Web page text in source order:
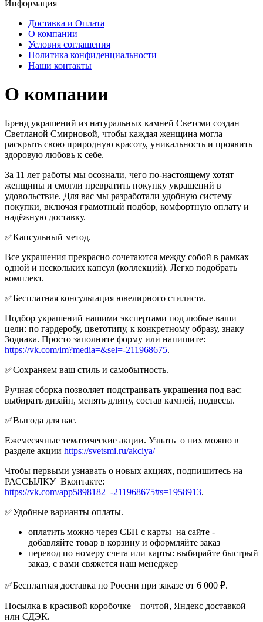
Информация
Доставка и Оплата
О компании
Условия соглашения
Политика конфиденциальности
Наши контакты
О компании
Бренд украшений из натуральных камней Светсми создан
Светланой Смирновой, чтобы каждая женщина могла
раскрыть свою природную красоту, уникальность и проявить
здоровую любовь к себе.
За 11 лет работы мы осознали, чего по-настоящему хотят
женщины и смогли превратить покупку украшений в
удовольствие. Для вас мы разработали удобную систему
покупки, включая грамотный подбор, комфортную оплату и
надёжную доставку.
✅Капсульный метод.
Все украшения прекрасно сочетаются между собой в рамках
одной и нескольких капсул (коллекций). Легко подобрать
комплект.
✅Бесплатная консультация ювелирного стилиста.
Подбор украшений нашими экспертами под любые ваши
цели: по гардеробу, цветотипу, к конкретному образу, знаку
Зодиака. Просто заполните форму или напишите:
https://vk.com/im?media=&sel=-211968675.
✅Сохраняем ваш стиль и самобытность.
Ручная сборка позволяет подстраивать украшения под вас:
выбирать дизайн, менять длину, состав камней, подвесы.
✅Выгода для вас.
Ежемесячные тематические акции. Узнать о них можно в
разделе акции https://svetsmi.ru/akciya/
Чтобы первыми узнавать о новых акциях, подпишитесь на
РАССЫЛКУ Вконтакте:
https://vk.com/app5898182_-211968675#s=1958913.
✅Удобные варианты оплаты.
оплатить можно через СБП с карты на сайте -
добавляйте товар в корзину и оформляйте заказ
перевод по номеру счета или карты: выбирайте быстрый
заказ, с вами свяжется наш менеджер
✅Бесплатная доставка по России при заказе от 6 000 ₽.
Посылка в красивой коробочке – почтой, Яндекс доставкой
или СДЭК.